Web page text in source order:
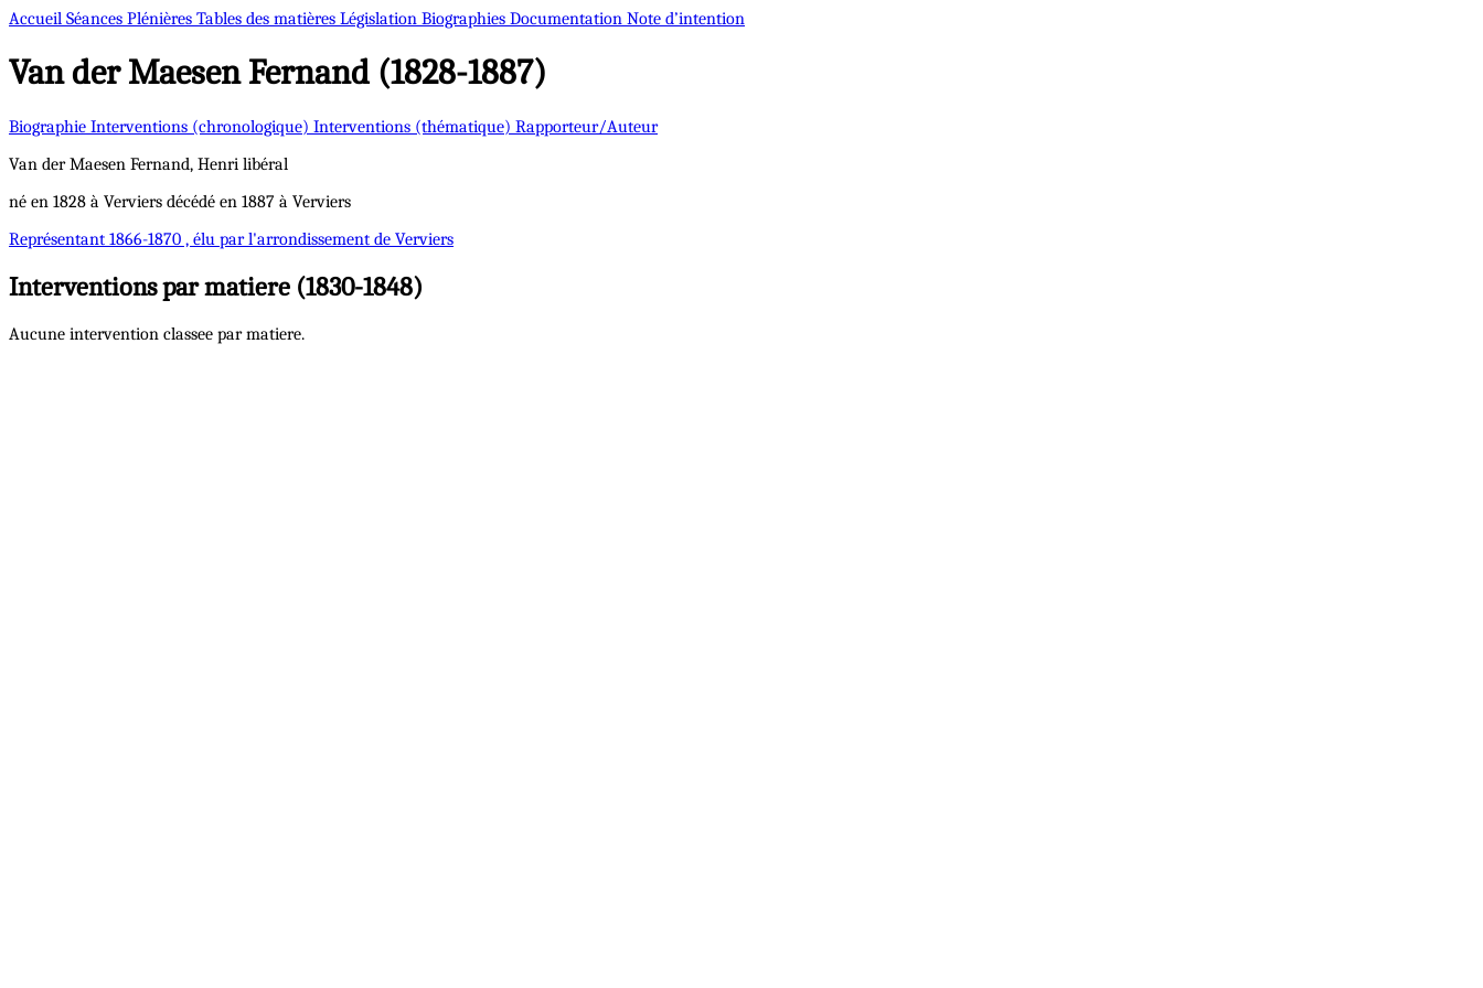
Accueil Séances Plénières Tables des matières Législation Biographies Documentation Note d’intention
Van der MaesenFernand (1828-1887)
Biographie Interventions (chronologique) Interventions (thématique) Rapporteur/Auteur
Van der Maesen Fernand, Henri libéral
né en 1828 à Verviers décédé en 1887 à Verviers
Représentant 1866-1870 , élu par l'arrondissement de Verviers
Interventions par matiere (1830-1848)
Aucune intervention classee par matiere.